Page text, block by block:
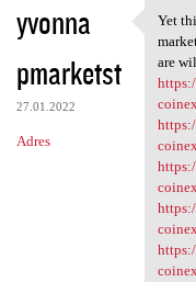
yvonna
pmarketst
27.01.2022
Adres
Yet
Yet
are